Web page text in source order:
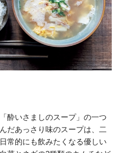
酔いさましのスープ」の一つ
だあっさり味のスープは、二
常的にも飲みたくなる優しい